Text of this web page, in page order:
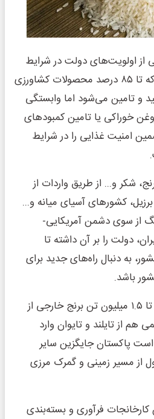
از اولویت‌های دولت در شرایط
جنگی است. با وجود این که تا ۸۵ درصد محصولات کشاورزی
و تامین می‌شود اما وابستگی
روغن خوراکی یا تامین کمبودهای
امنیت غذایی را در شرایط
شکر و... از طریق واردات از
کشورهای آسیای میانه و...
از سوی دشمن آمریکایی-
دولت را بر آن داشته تا
به دنبال راه‌های جدید برای
باشد.
پیش‌تر بخش اعظمی یک تا ۱.۵ میلیون تن برنج خارجی از
از تایلند و تایوان وارد
پاکستان جایگزین سایر
از مسیر زمینی و گمرک مرزی
کارخانجات فرآوری و بسته‌بندی